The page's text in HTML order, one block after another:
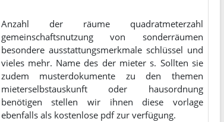
Anzahl der räume quadratmeterzahl
gemeinschaftsnutzung von sonderräumen
besondere ausstattungsmerkmale schlüssel und
vieles mehr. Name des der mieter s. Sollten sie
zudem musterdokumente zu den themen
mieterselbstauskunft oder hausordnung
benötigen stellen wir ihnen diese vorlage
ebenfalls als kostenlose pdf zur verfügung.